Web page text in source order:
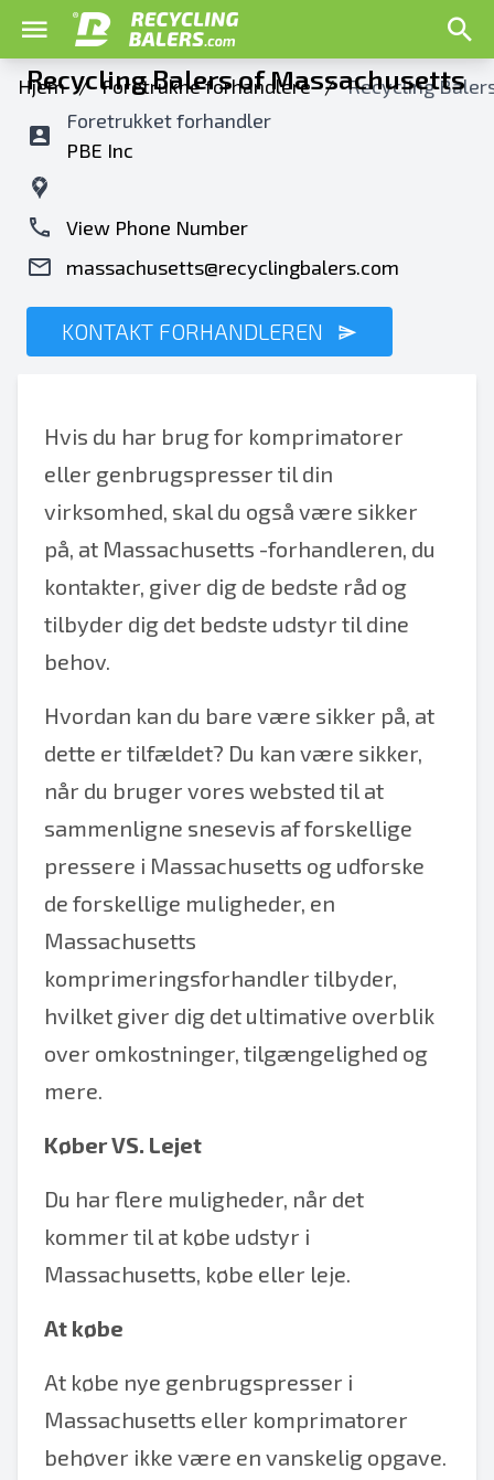
Hjem / Foretrukne forhandlere / Recycling
Recycling Balers of Massachusetts
Foretrukket forhandler
PBE Inc
View Phone Number
massachusetts@recyclingbalers.com
KONTAKT FORHANDLEREN
Hvis du har brug for komprimatorer
eller genbrugspresser til din
virksomhed, skal du også være sikker
på, at Massachusetts -forhandleren, du
kontakter, giver dig de bedste råd og
tilbyder dig det bedste udstyr til dine
behov.
Hvordan kan du bare være sikker på, at
dette er tilfældet? Du kan være sikker,
når du bruger vores websted til at
sammenligne snesevis af forskellige
pressere i Massachusetts og udforske
de forskellige muligheder, en
Massachusetts
komprimeringsforhandler tilbyder,
hvilket giver dig det ultimative overblik
over omkostninger, tilgængelighed og
mere.
Køber VS. Lejet
Du har flere muligheder, når det
kommer til at købe udstyr i
Massachusetts, købe eller leje.
At købe
At købe nye genbrugspresser i
Massachusetts eller komprimatorer
behøver ikke være en vanskelig opgave.